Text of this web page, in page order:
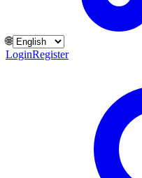
🌐
LoginRegister